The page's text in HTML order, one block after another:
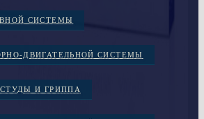
СИСТЕМЫ
ДВИГАТЕЛЬНОЙ СИСТЕМЫ
И ГРИППА